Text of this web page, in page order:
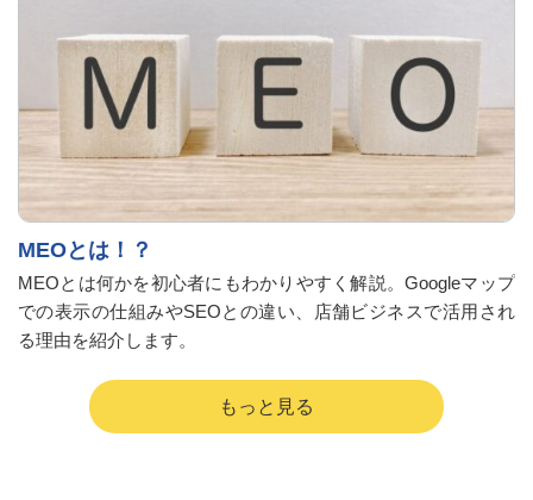
MEOとは！？
MEOとは何かを初心者にもわかりやすく解説。Googleマップ
での表示の仕組みやSEOとの違い、店舗ビジネスで活用され
る理由を紹介します。